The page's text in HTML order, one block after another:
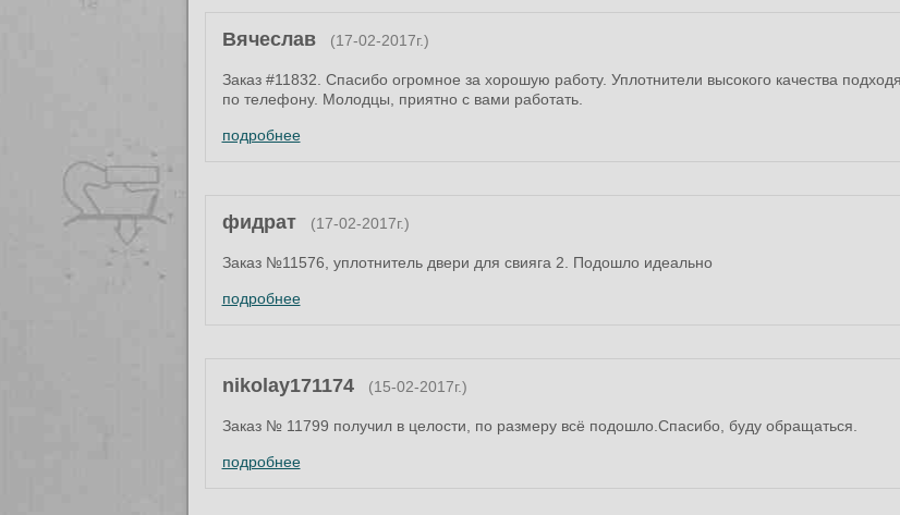
Вячеслав (17-02-2017г.)
Заказ #11832. Спасибо огромное за хорошую работу. Уплотнители высокого качества
по телефону. Молодцы, приятно с вами работать.
подробнее
фидрат (17-02-2017г.)
Заказ №11576, уплотнитель двери для свияга 2. Подошло идеально
подробнее
nikolay171174 (15-02-2017г.)
Заказ № 11799 получил в целости, по размеру всё подошло.Спасибо, буду обращаться.
подробнее